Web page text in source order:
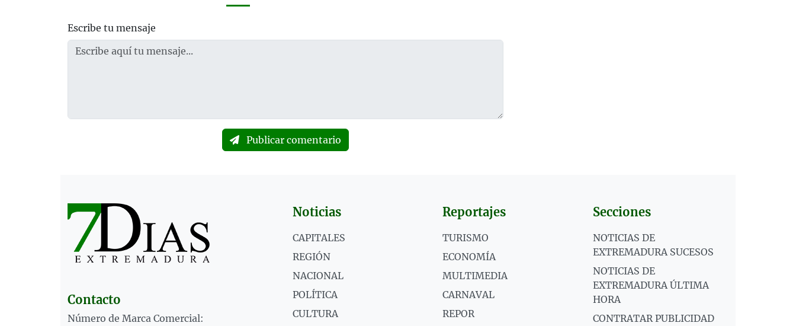
Escribe tu mensaje
Publicar comentario
Contacto
Número de Marca Comercial:
Noticias
CAPITALES
REGIÓN
NACIONAL
POLÍTICA
CULTURA
Reportajes
TURISMO
ECONOMÍA
MULTIMEDIA
CARNAVAL
REPOR
Secciones
NOTICIAS DE
EXTREMADURA SUCESOS
NOTICIAS DE
EXTREMADURA ÚLTIMA
HORA
CONTRATAR PUBLICIDAD